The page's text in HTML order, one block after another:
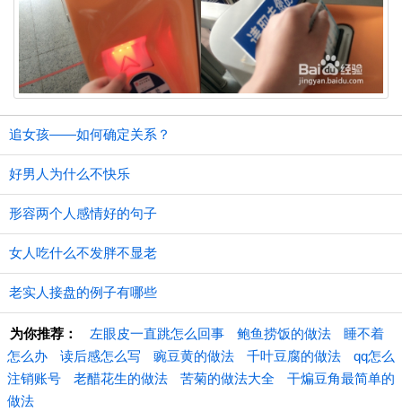
追女孩——如何确定关系？
好男人为什么不快乐
形容两个人感情好的句子
女人吃什么不发胖不显老
老实人接盘的例子有哪些
为你推荐： 左眼皮一直跳怎么回事 鲍鱼捞饭的做法
睡不着
怎么办
读后感怎么写 豌豆黄的做法 千叶豆腐的做法
qq怎么
注销账号
老醋花生的做法 苦菊的做法大全
干煸豆角最简单的
做法